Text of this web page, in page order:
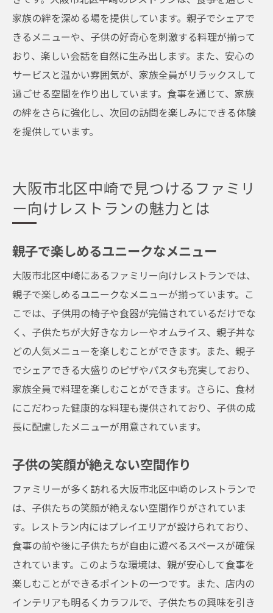
家族の絆を深める場を提供しています。親子でシェアで
きるメニューや、子供の好奇心を刺激する料理が揃って
おり、楽しい会話を自然に生み出します。また、安心の
サービスと温かい雰囲気が、家族全員がリラックスして
過ごせる空間を作り出しています。食事を通じて、家族
の絆をさらに強化し、次回の訪問を楽しみにできる体験
を提供しています。
大阪市北区中崎で見つけるファミリ
ー向けレストランの魅力とは
親子で楽しめるユニークなメニュー
大阪市北区中崎にあるファミリー向けレストランでは、
親子で楽しめるユニークなメニューが揃っています。こ
こでは、子供用の椅子や食器が完備されているだけでな
く、子供たちが大好きなカレーやオムライス、親子丼な
どの人気メニューを楽しむことができます。また、親子
でシェアできる大盛りのピザやパスタも充実しており、
家族全員で料理を楽しむことができます。さらに、食材
にこだわった健康的な料理も提供されており、子供の成
長に配慮したメニューが用意されています。
子供の笑顔が絶えない空間作り
ファミリーが多く訪れる大阪市北区中崎のレストランで
は、子供たちの笑顔が絶えない空間作りがされていま
す。レストラン内にはプレイエリアが設けられており、
食事の前や後に子供たちが自由に遊べるスペースが確保
されています。このような環境は、親が安心して食事を
楽しむことができるポイントの一つです。また、店内の
インテリアも明るくカラフルで、子供たちの興味を引き